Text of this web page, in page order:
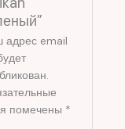
адрес email
помечены *